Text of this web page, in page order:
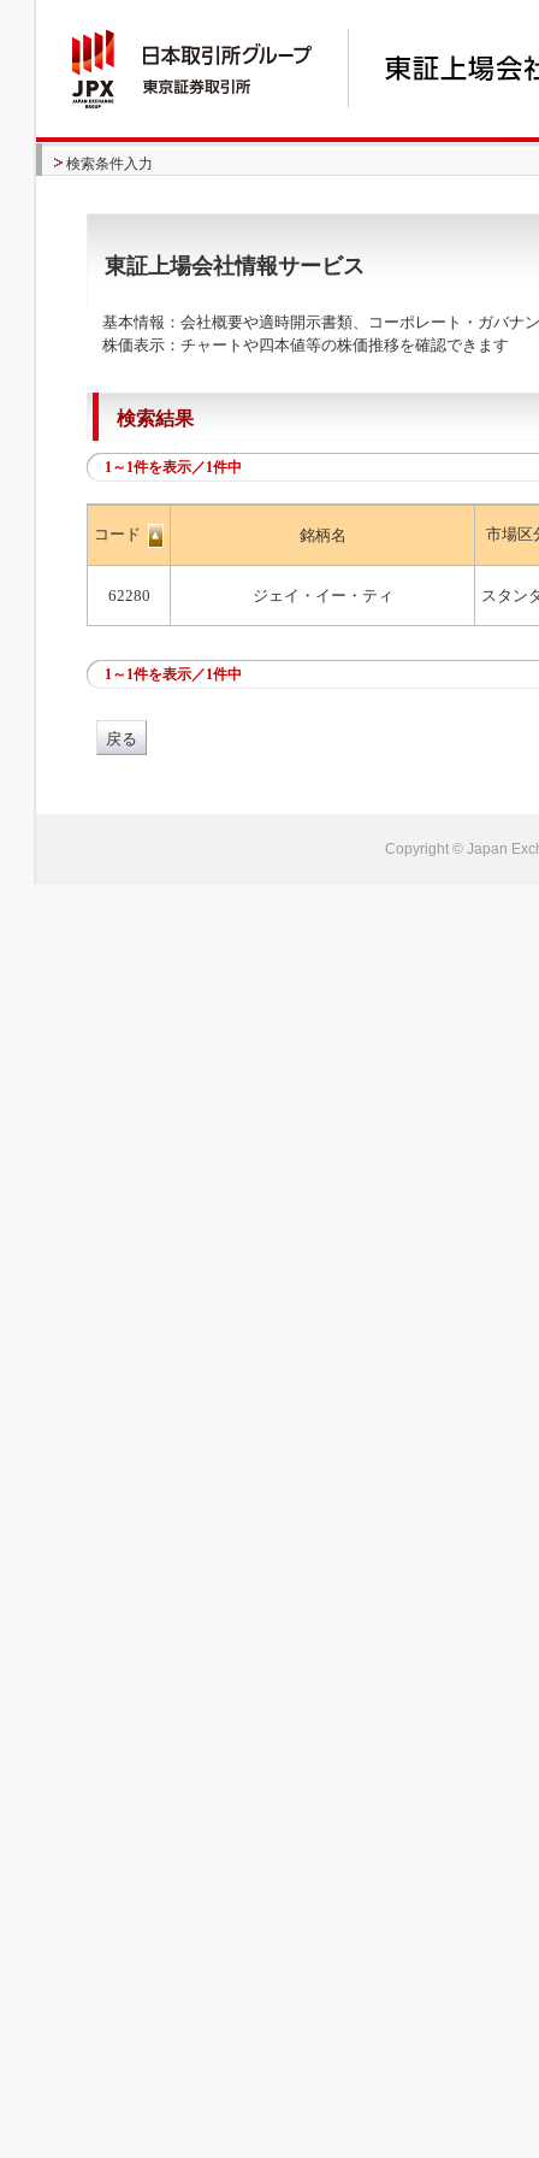
検索条件入力
東証上場会社情報サービス
基本情報：会社概要や適時開示書類、コーポレート・ガバナ
株価表示：チャートや四本値等の株価推移を確認できます
検索結果
1～1件を表示／1件中
コード 銘柄名 市場区
62280 ジェイ・イー・ティ スタン
1～1件を表示／1件中